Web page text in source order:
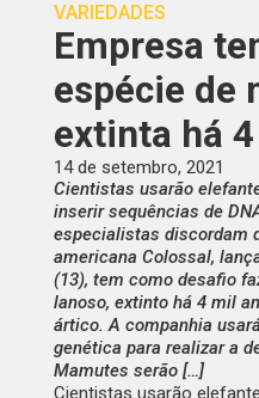
VARIEDADES
Empresa
espécie de
extinta há
14 de setembro, 2021
Cientistas usarão
inserir sequências de
especialistas discordam
americana Colossal,
(13), tem como desafio
lanoso, extinto há 4 mil
ártico. A companhia
genética para realizar a
Mamutes serão […]
Cientistas usarão